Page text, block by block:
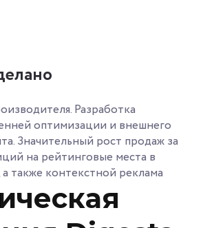
Разработка
оптимизации и внешнего
Значительный рост продаж за
на рейтинговые места в
также контекстной реклама